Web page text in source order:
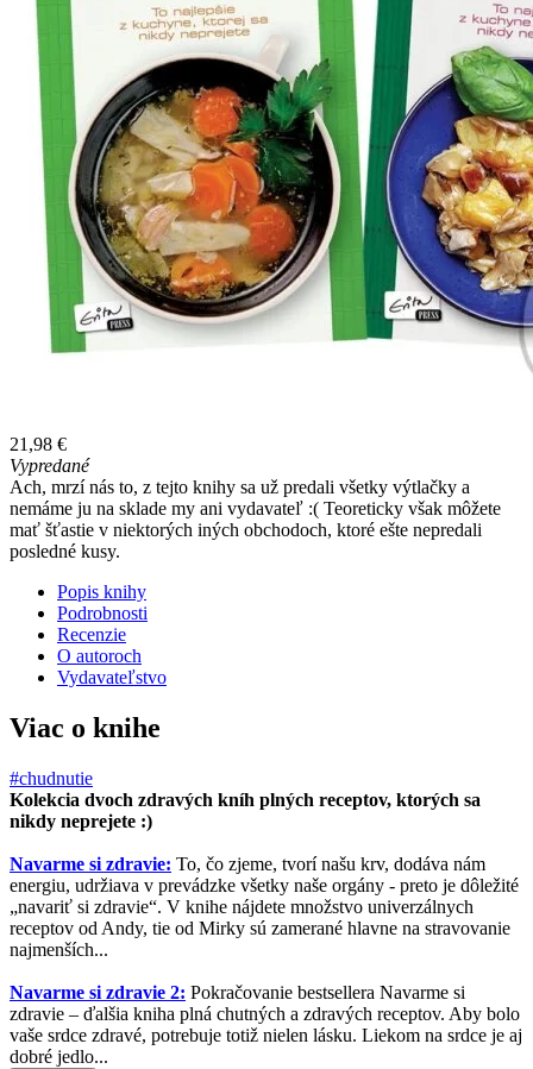
21,98 €
Vypredané
Ach, mrzí nás to, z tejto knihy sa už predali všetky výtlačky a
nemáme ju na sklade my ani vydavateľ :( Teoreticky však môžete
mať šťastie v niektorých iných obchodoch, ktoré ešte nepredali
posledné kusy.
Popis knihy
Podrobnosti
Recenzie
O autoroch
Vydavateľstvo
Viac o knihe
#chudnutie
Kolekcia dvoch zdravých kníh plných receptov, ktorých sa
nikdy neprejete :)
Navarme si zdravie: To, čo zjeme, tvorí našu krv, dodáva nám
energiu, udržiava v prevádzke všetky naše orgány - preto je dôležité
„navariť si zdravie“. V knihe nájdete množstvo univerzálnych
receptov od Andy, tie od Mirky sú zamerané hlavne na stravovanie
najmenších...
Navarme si zdravie 2: Pokračovanie bestsellera Navarme si
zdravie – ďalšia kniha plná chutných a zdravých receptov. Aby bolo
vaše srdce zdravé, potrebuje totiž nielen lásku. Liekom na srdce je aj
dobré jedlo...